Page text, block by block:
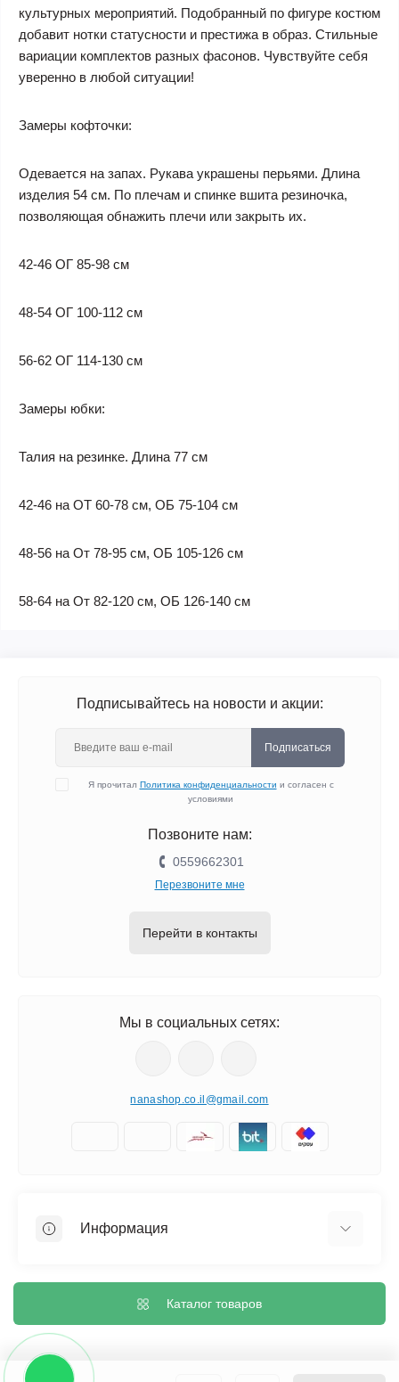
культурных мероприятий. Подобранный по фигуре костюм
добавит нотки статусности и престижа в образ. Стильные
вариации комплектов разных фасонов. Чувствуйте себя
уверенно в любой ситуации!
Замеры кофточки:
Одевается на запах. Рукава украшены перьями. Длина
изделия 54 см. По плечам и спинке вшита резиночка,
позволяющая обнажить плечи или закрыть их.
42-46 ОГ 85-98 см
48-54 ОГ 100-112 см
56-62 ОГ 114-130 см
Замеры юбки:
Талия на резинке. Длина 77 см
42-46 на ОТ 60-78 см, ОБ 75-104 см
48-56 на От 78-95 см, ОБ 105-126 см
58-64 на От 82-120 см, ОБ 126-140 см
Подписывайтесь на новости и акции:
Подписаться
Я прочитал Политика конфиденциальности и согласен с
условиями
Позвоните нам:
0559662301
Перезвоните мне
Перейти в контакты
Мы в социальных сетях:
nanashop.co.il@gmail.com
Информация
Доставка
Политика конфиденциальности
Контакты
Каталог товаров